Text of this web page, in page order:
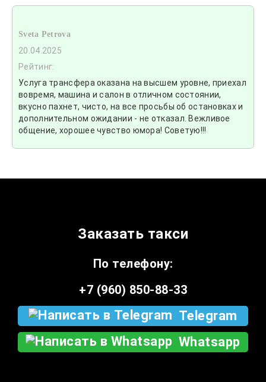
Sveta Petrova
20.04.2025
Рейтинг:
Услуга трансфера оказана на высшем уровне, приехал
вовремя, машина и салон в отличном состоянии,
вкусно пахнет, чисто, на все просьбы об остановках и
дополнительном ожидании - не отказал. Вежливое
общение, хорошее чувство юмора! Советую!!!
Заказать такси
По телефону:
+7 (960) 850-88-33
Telegram
Whatsapp